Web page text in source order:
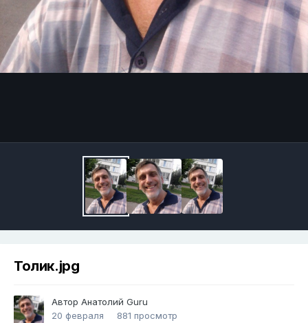
Толик.jpg
Автор Анатолий Guru
20 февраля
881 просмотр